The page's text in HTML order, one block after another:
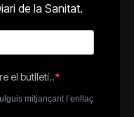
de la Sanitat.
el butlletí..
mitjançant l’enllaç